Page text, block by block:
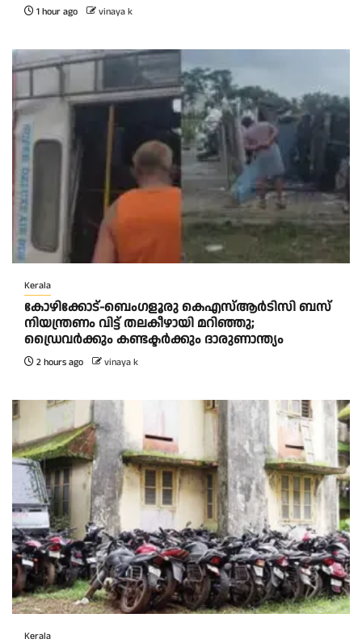
1 hour ago vinaya k
Kerala
കോഴിക്കോട്-ബെംഗളൂരു കെഎസ്ആര്‍ടിസി ബസ്
നിയന്ത്രണം വിട്ട് തലകീഴായി മറിഞ്ഞു;
ഡ്രെെവർക്കും കണ്ടക്ടർക്കും ദാരുണാന്ത്യം
2 hours ago vinaya k
Kerala